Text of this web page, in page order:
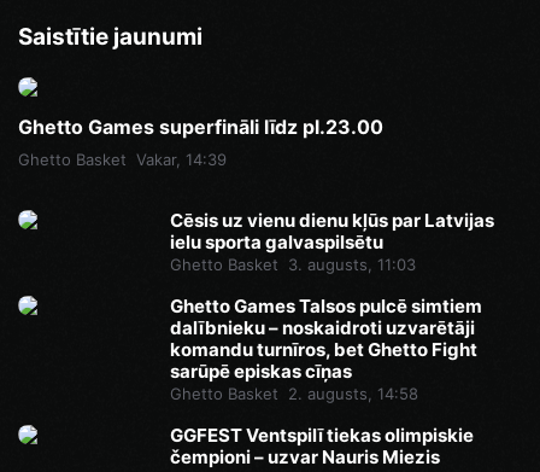
Saistītie jaunumi
Ghetto Games superfināli līdz pl.23.00
Ghetto Basket Vakar, 14:39
Cēsis uz vienu dienu kļūs par Latvijas
ielu sporta galvaspilsētu
Ghetto Basket 3. augusts, 11:03
Ghetto Games Talsos pulcē simtiem
dalībnieku – noskaidroti uzvarētāji
komandu turnīros, bet Ghetto Fight
sarūpē episkas cīņas
Ghetto Basket 2. augusts, 14:58
GGFEST Ventspilī tiekas olimpiskie
čempioni – uzvar Nauris Miezis